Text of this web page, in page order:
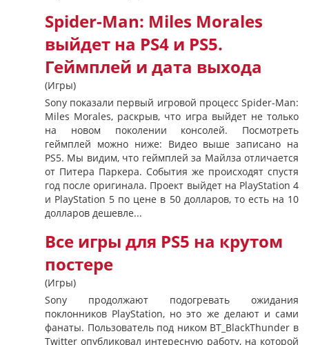
Spider-Man: Miles Morales
выйдет на PS4 и PS5.
Геймплей и дата выхода
(Игры)
Sony показали первый игровой процесс Spider-Man:
Miles Morales, раскрыв, что игра выйдет не только
на новом поколении консолей. Посмотреть
геймплей можно ниже: Видео выше записано на
PS5. Мы видим, что геймплей за Майлза отличается
от Питера Паркера. События же происходят спустя
год после оригинала. Проект выйдет на PlayStation 4
и PlayStation 5 по цене в 50 долларов, то есть на 10
долларов дешевле...
Все игры для PS5 на крутом
постере
(Игры)
Sony продолжают подогревать ожидания
поклонников PlayStation, но это же делают и сами
фанаты. Пользователь под ником BT_BlackThunder в
Twitter опубликовал интересную работу, на которой